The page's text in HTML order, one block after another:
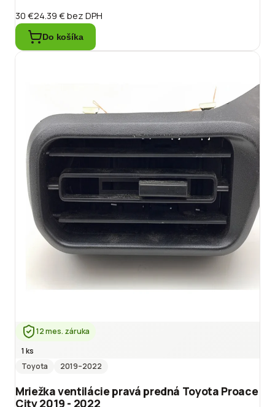
30 €24.39 €bez DPH
Do košíka
12 mes. záruka
1 ks
Toyota
2019–2022
Mriežka ventilácie pravá predná Toyota Proace
City 2019 - 2022